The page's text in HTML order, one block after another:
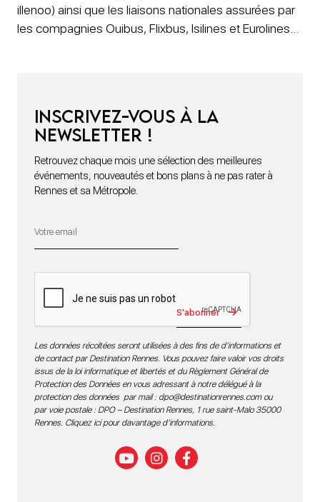
illenoo) ainsi que les liaisons nationales assurées par
les compagnies Ouibus, Flixbus, Isilines et Eurolines…
Inscrivez-vous à la
newsletter !
Retrouvez chaque mois une sélection des meilleures
événements, nouveautés et bons plans à ne pas rater à
Rennes et sa Métropole.
S'abonner
Les données récoltées seront utilisées à des fins de d’informations et
de contact par Destination Rennes. Vous pouvez faire valoir vos droits
issus de la loi informatique et libertés et du Règlement Général de
Protection des Données en vous adressant à notre délégué à la
protection des données par mail : dpo@destinationrennes.comou
par voie postale : DPO – Destination Rennes, 1 rue saint-Malo 35000
Rennes. Cliquez ici pour davantage d’informations.